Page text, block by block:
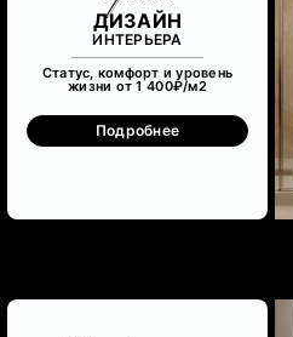
ДИЗАЙН
ИНТЕРЬЕРА
Статус, комфорт и уровень
жизни от 1 400₽/м2
Подробнее